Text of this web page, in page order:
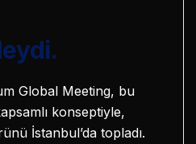
Global Meeting, bu
konseptiyle,
İstanbul’da topladı.